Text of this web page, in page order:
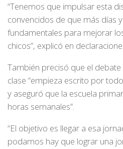
“Tenemos que impulsar esta
convencidos de que más días
fundamentales para mejorar
chicos”, explicó en
También precisó que el
clase “empieza escrito por
y aseguró que la escuela
horas semanales”.
“El objetivo es llegar a esa
podamos hay que lograr una